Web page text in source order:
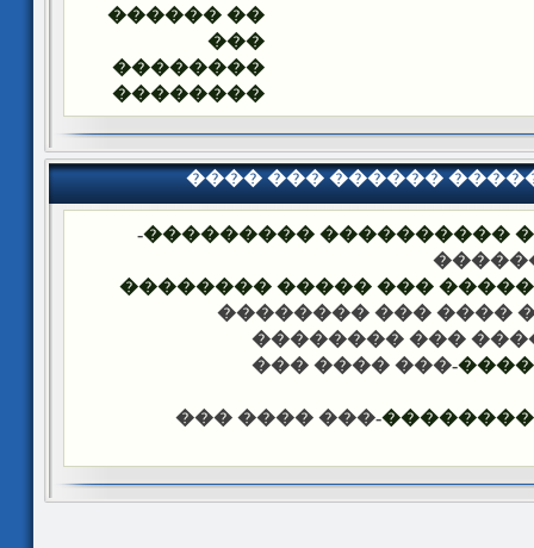
�� ������
���
��������
��������
���� ��� ������
�������� �� ���
-
���
���� ����� �������� ���
-��� ���� ���
-��� ���� ���
-��� ���� ���
������
-��� ���� ���